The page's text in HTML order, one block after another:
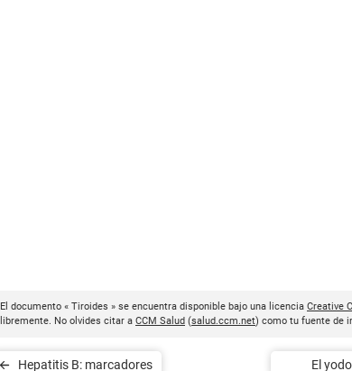
El documento « Tiroides » se encuentra disponible bajo una licencia Creative
libremente. No olvides citar a CCM Salud (salud.ccm.net) como tu fuente de
Hepatitis B: marcadores
El